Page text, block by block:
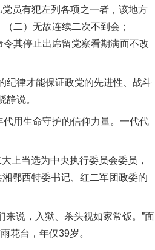
员有犯左列各项之一者，该地方
二）无故连续二次不到会；
其停止出席留党察看期满而不改
律才能保证政党的先进性、战斗
说。
用生命守护的信仰力量。一代代
当选为中央执行委员会委员，
鄂西特委书记、红二军团政委的
说，入狱、杀头视如家常饭。”面
花台，年仅39岁。